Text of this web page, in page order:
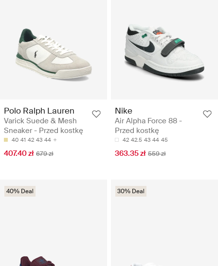
Polo Ralph Lauren
Varick Suede & Mesh
Sneaker - Przed kostkę
40 41 42 43 44
407.40 zł 679 zł
Nike
Air Alpha Force 88 -
Przed kostkę
42 42.5 43 44 45
363.35 zł 559 zł
40% Deal 30% Deal